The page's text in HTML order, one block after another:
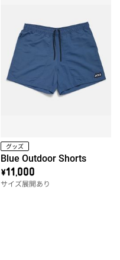
グッズ
Blue Outdoor Shorts
\11,000
サイズ展開あり